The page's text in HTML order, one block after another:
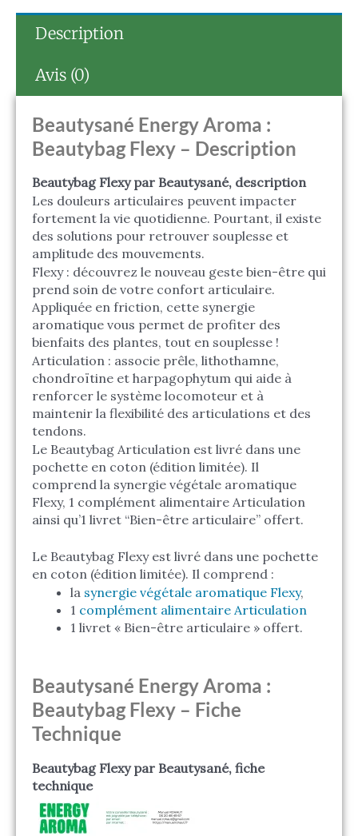
Description
Avis (0)
Beautysané Energy Aroma :
Beautybag Flexy – Description
Beautybag Flexy par Beautysané, description
Les douleurs articulaires peuvent impacter
fortement la vie quotidienne. Pourtant, il existe
des solutions pour retrouver souplesse et
amplitude des mouvements.
Flexy : découvrez le nouveau geste bien-être qui
prend soin de votre confort articulaire.
Appliquée en friction, cette synergie
aromatique vous permet de profiter des
bienfaits des plantes, tout en souplesse !
Articulation : associe prêle, lithothamne,
chondroïtine et harpagophytum qui aide à
renforcer le système locomoteur et à
maintenir la flexibilité des articulations et des
tendons.
Le Beautybag Articulation est livré dans une
pochette en coton (édition limitée). Il
comprend la synergie végétale aromatique
Flexy, 1 complément alimentaire Articulation
ainsi qu’1 livret “Bien-être articulaire” offert.
Le Beautybag Flexy est livré dans une pochette
en coton (édition limitée). Il comprend :
la synergie végétale aromatique Flexy,
1 complément alimentaire Articulation
1 livret « Bien-être articulaire » offert.
Beautysané Energy Aroma :
Beautybag Flexy – Fiche
Technique
Beautybag Flexy par Beautysané, fiche
technique